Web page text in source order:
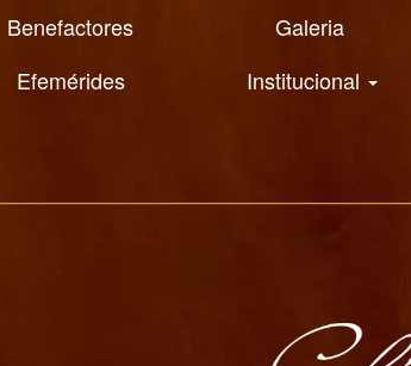
Benefactores Galeria
Efemérides Institucional